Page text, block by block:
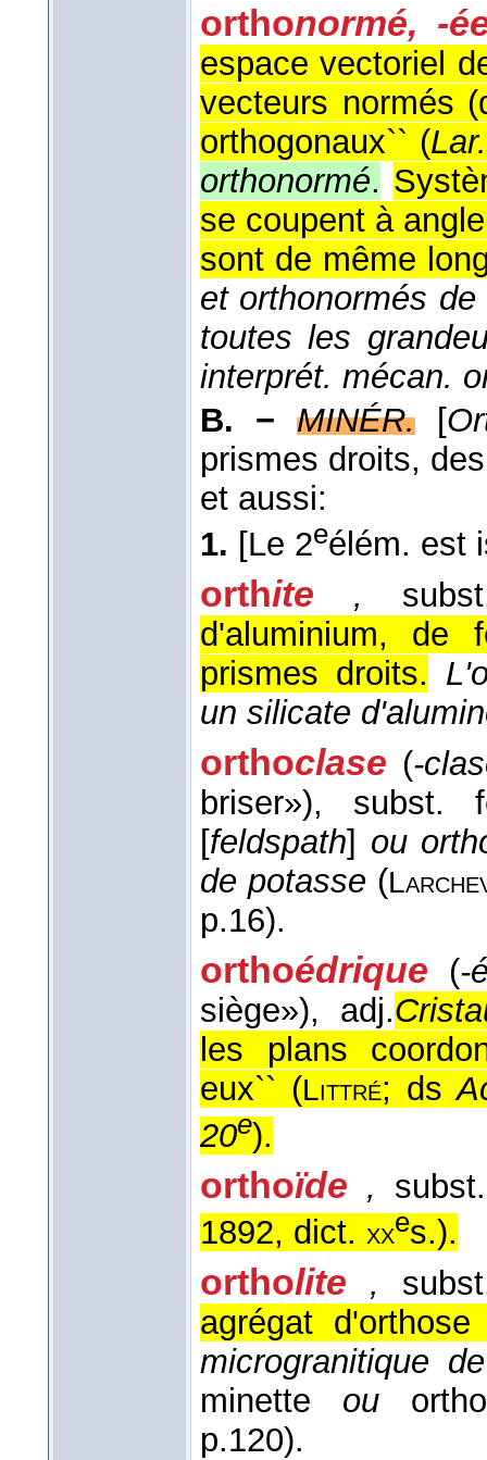
orthonormé, -
espace vectoriel
vecteurs normés
orthogonaux`` (
orthonormé.
se coupent à
sont de même
et orthonormés
toutes les
interprét. mécan.
B. − MINÉR. [
prismes droits,
et aussi:
1. [Le 2eélém. est
orthite ,
d'aluminium, de
prismes droits.
un silicate
orthoclase (-
briser»), subst.
[feldspath] ou
de potasse (
p.16).
orthoédrique (-
siège»), adj.
les plans
eux`` (Littré; ds
20e).
orthoïde ,
1892, dict. xxes.).
ortholite ,
agrégat
microgranitique
minette ou
p.120).